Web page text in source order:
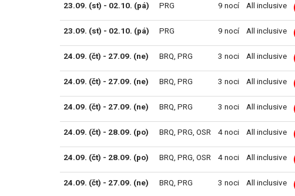
23.09. (st) - 02.10. (pá) PRG 9 nocí All inclusive
23.09. (st) - 02.10. (pá) PRG 9 nocí All inclusive
24.09. (čt) - 27.09. (ne) BRQ, PRG 3 noci All inclusive
24.09. (čt) - 27.09. (ne) BRQ, PRG 3 noci All inclusive
24.09. (čt) - 27.09. (ne) BRQ, PRG 3 noci All inclusive
24.09. (čt) - 28.09. (po) BRQ, PRG, OSR 4 noci All inclusive
24.09. (čt) - 28.09. (po) BRQ, PRG, OSR 4 noci All inclusive
24.09. (čt) - 27.09. (ne) BRQ, PRG 3 noci All inclusive